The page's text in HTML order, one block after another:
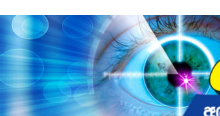
to
contentvinivida.lk